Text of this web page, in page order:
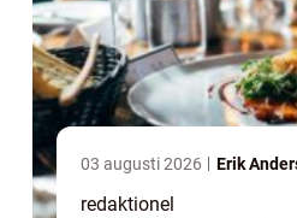
03 augusti 2026 Erik
redaktionel